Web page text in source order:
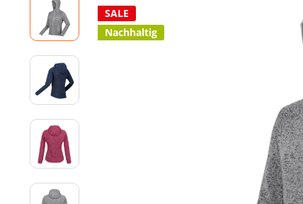
SALE
Nachhaltig